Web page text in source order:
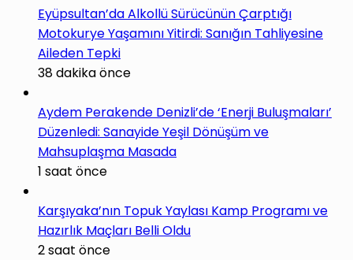
Eyüpsultan’da Alkollü Sürücünün Çarptığı
Motokurye Yaşamını Yitirdi: Sanığın Tahliyesine
Aileden Tepki
38 dakika önce
Aydem Perakende Denizli’de ‘Enerji Buluşmaları’
Düzenledi: Sanayide Yeşil Dönüşüm ve
Mahsuplaşma Masada
1 saat önce
Karşıyaka’nın Topuk Yaylası Kamp Programı ve
Hazırlık Maçları Belli Oldu
2 saat önce